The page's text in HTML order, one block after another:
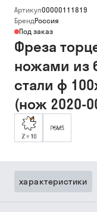
Артикул00000111819
БрендРоссия
Под заказ
Фреза
ножами из
стали ф
(нож 2020-
характеристики